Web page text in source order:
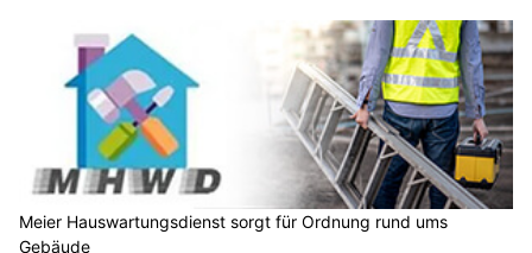
Meier Hauswartungsdienst sorgt für Ordnung rund ums
Gebäude